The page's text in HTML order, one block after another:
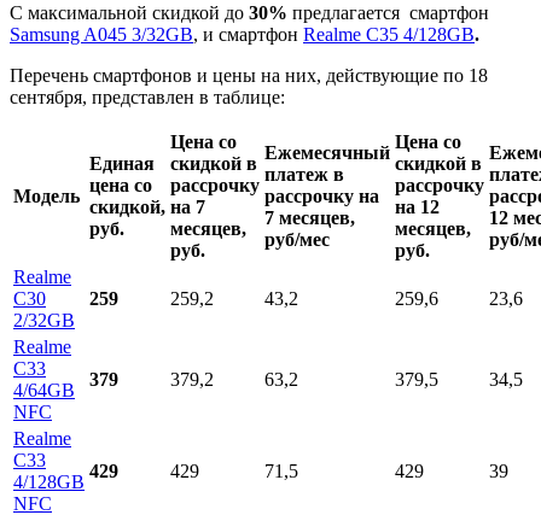
С максимальной скидкой до 30% предлагается смартфон
Samsung A045 3/32GB, и смартфон Realme C35 4/128GB.
Перечень смартфонов и цены на них, действующие по 18
сентября, представлен в таблице:
Модель
Единая
цена со
скидкой,
руб.
Цена со
скидкой в
рассрочку
на 7
месяцев,
руб.
Ежемесячный
платеж в
рассрочку на
7 месяцев,
руб/мес
Цена со
скидкой в
рассрочку
на 12
месяцев,
руб.
12
руб/
Realme
C30
2/32GB
259 259,2 43,2 259,6 23,6
Realme
C33
4/64GB
NFC
379 379,2 63,2 379,5 34,5
Realme
C33
4/128GB
NFC
429 429 71,5 429 39